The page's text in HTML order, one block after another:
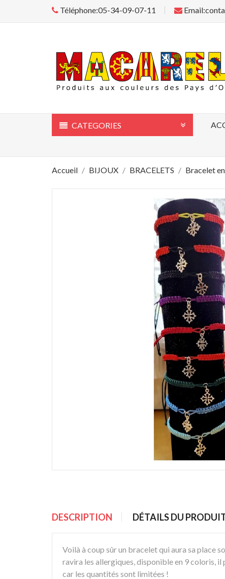
Téléphone:05-34-09-07-11
CATEGORIES
Accueil BIJOUX BRACELETS Bracelet
DESCRIPTION DÉTAILS DU
Voilà à coup sûr un bracelet qui aura sa place
ravira les allergiques, disponible en 9 coloris,
car les quantités sont limitées !